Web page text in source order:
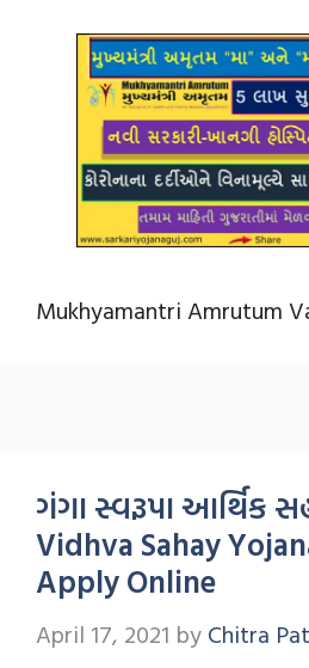
Mukhyamantri Amrutum
ગંગા સ્વરૂપા આર્થિક
Vidhva Sahay
Apply Online
April 17, 2021 by Chitra